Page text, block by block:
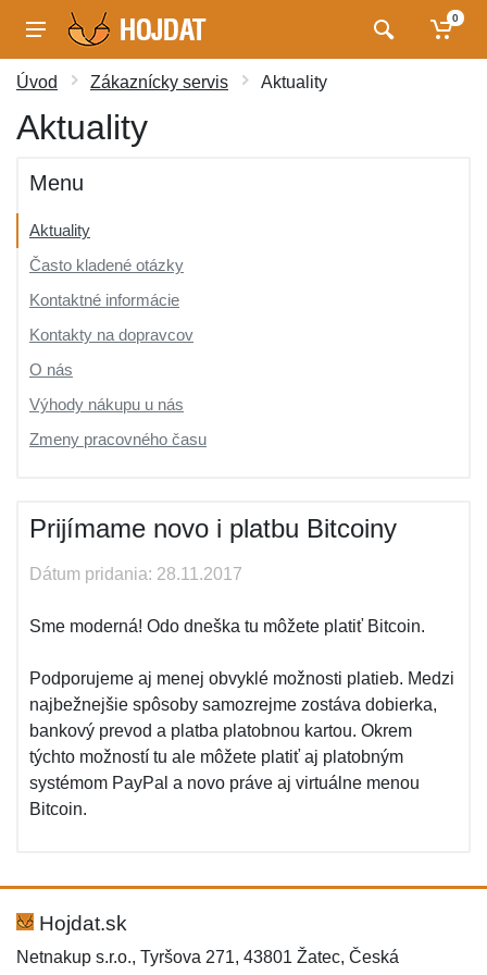
0
Úvod Zákaznícky servis Aktuality
Aktuality
Menu
Aktuality
Často kladené otázky
Kontaktné informácie
Kontakty na dopravcov
O nás
Výhody nákupu u nás
Zmeny pracovného času
Prijímame novo i platbu Bitcoiny
Dátum pridania: 28.11.2017
Sme moderná! Odo dneška tu môžete platiť Bitcoin.
Podporujeme aj menej obvyklé možnosti platieb. Medzi
najbežnejšie spôsoby samozrejme zostáva dobierka,
bankový prevod a platba platobnou kartou. Okrem
týchto možností tu ale môžete platiť aj platobným
systémom PayPal a novo práve aj virtuálne menou
Bitcoin.
Hojdat.sk
Netnakup s.r.o., Tyršova 271, 43801 Žatec, Česká